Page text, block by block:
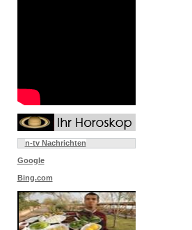
n-tv Nachrichten
Google
Bing.com